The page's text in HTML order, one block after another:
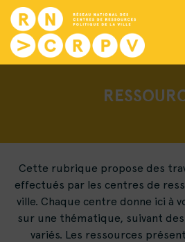
Cette rubrique propose des
effectués par les centres de
ville. Chaque centre donne ici à
sur une thématique, suivant
variés. Les ressources